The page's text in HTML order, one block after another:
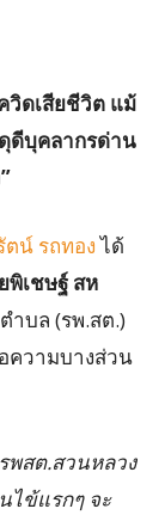
วิดเสียชีวิต แม้
ดีบุคลากรด่าน
ตน์ รถทองได้
พิเชษฐ์ สห
ำบล (รพ.สต.)
ความบางส่วน
พสต.สวนหลวง
ไข้แรกๆ จะ